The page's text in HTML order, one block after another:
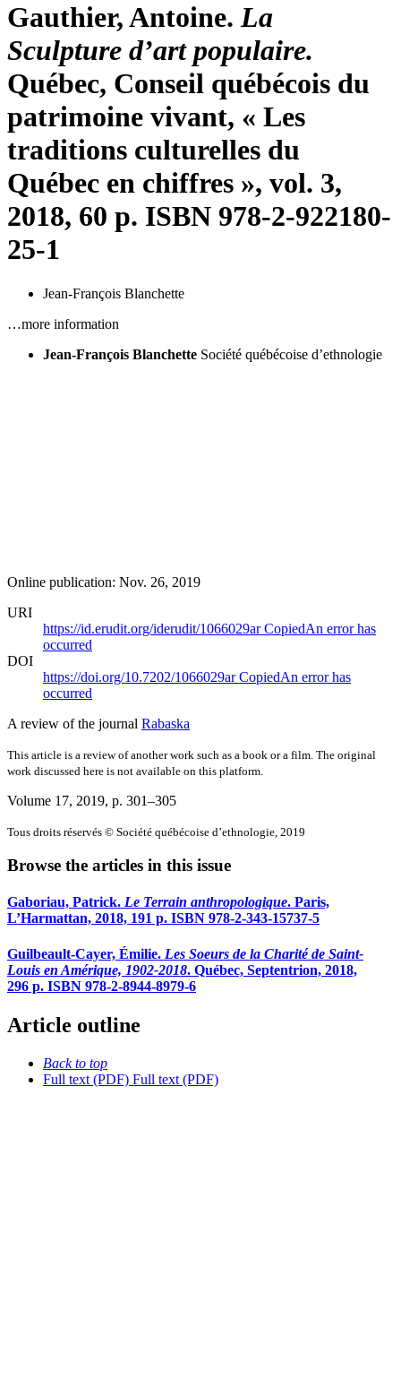
Gauthier, Antoine. La
Sculpture d’art populaire.
Québec, Conseil québécois du
patrimoine vivant, « Les
traditions culturelles du
Québec en chiffres », vol. 3,
2018, 60 p. ISBN 978-2-922180-
25-1
Jean-François Blanchette
…more information
Jean-François Blanchette Société québécoise d’ethnologie
Online publication: Nov. 26, 2019
URI
https://id.erudit.org/iderudit/1066029arCopiedAn error has
occurred
DOI
https://doi.org/10.7202/1066029arCopiedAn error has
occurred
A review of the journal Rabaska
This article is a review of another work such as a book or a film. The original
work discussed here is not available on this platform.
Volume 17, 2019, p. 301–305
Tous droits réservés © Société québécoise d’ethnologie, 2019
Browse the articles in this issue
Gaboriau, Patrick. Le Terrain anthropologique. Paris,
L’Harmattan, 2018, 191 p. ISBN 978-2-343-15737-5
Guilbeault-Cayer, Émilie. Les Soeurs de la Charité de Saint-
Louis en Amérique, 1902-2018. Québec, Septentrion, 2018,
296 p. ISBN 978-2-8944-8979-6
Article outline
Back to top
Full text (PDF) Full text (PDF)